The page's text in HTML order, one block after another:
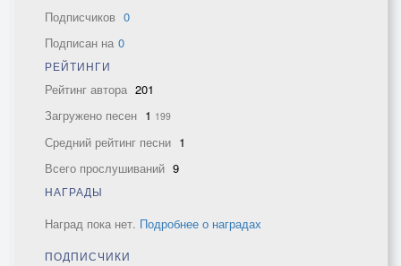
Подписчиков 0
Подписан на 0
РЕЙТИНГИ
Рейтинг автора 201
Загружено песен 1 199
Средний рейтинг песни 1
Всего прослушиваний 9
НАГРАДЫ
Наград пока нет. Подробнее о наградах
ПОДПИСЧИКИ